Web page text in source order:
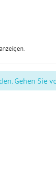
Gehen Sie